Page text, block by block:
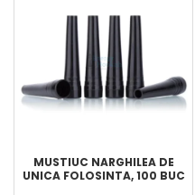
MUSTIUC NARGHILEA DE
UNICA FOLOSINTA, 100 BUC